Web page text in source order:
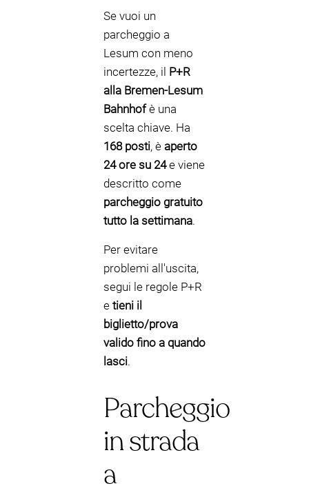
Se vuoi un
parcheggio a
Lesum con meno
incertezze, il P+R
alla Bremen-Lesum
Bahnhofè una
scelta chiave. Ha
168 posti, è aperto
24 ore su 24e viene
descritto come
parcheggio gratuito
tutto la settimana.
Per evitare
problemi all'uscita,
segui le regole P+R
e tieni il
biglietto/prova
valido fino a quando
lasci.
Parcheggio
in strada
a